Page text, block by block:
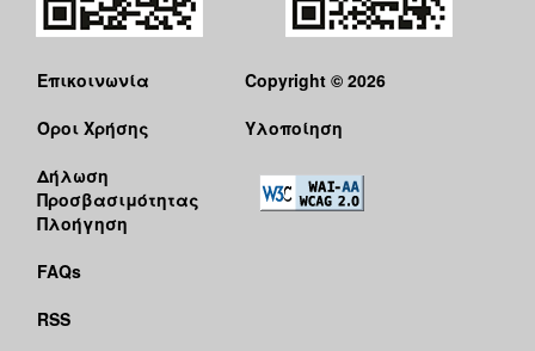
Επικοινωνία
Όροι Χρήσης
Δήλωση
Προσβασιμότητας
Πλοήγηση
FAQs
RSS
Copyright © 2026
Υλοποίηση